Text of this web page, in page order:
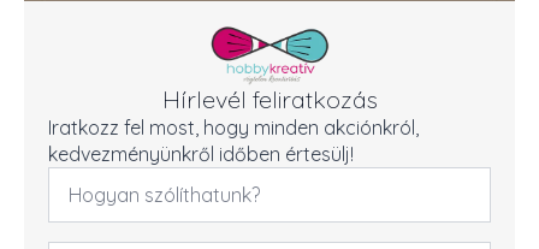
Hírlevél feliratkozás
Iratkozz fel most, hogy minden akciónkról,
kedvezményünkről időben értesülj!
Név